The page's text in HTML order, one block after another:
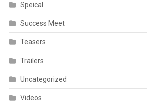
Speical
Success Meet
Teasers
Trailers
Uncategorized
Videos